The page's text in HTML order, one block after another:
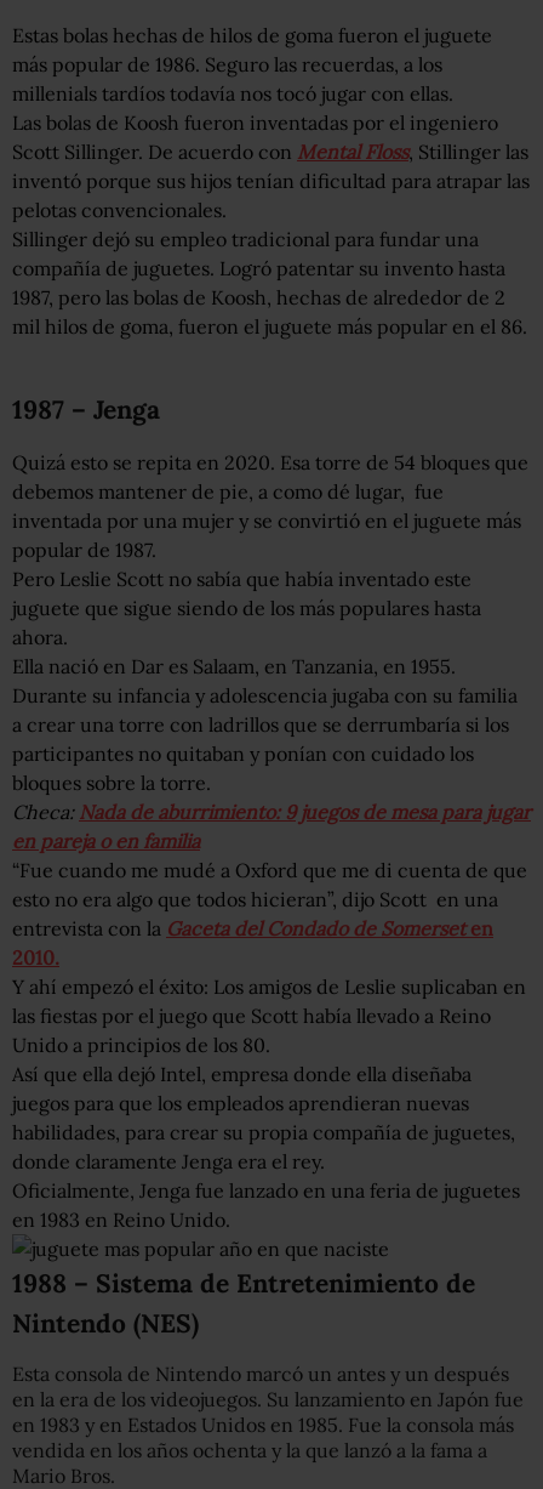
Estas bolas hechas de hilos de goma fueron el juguete
más popular de 1986. Seguro las recuerdas, a los
millenials tardíos todavía nos tocó jugar con ellas.
Las bolas de Koosh fueron inventadas por el ingeniero
Scott Sillinger. De acuerdo con Mental Floss, Stillinger las
inventó porque sus hijos tenían dificultad para atrapar las
pelotas convencionales.
Sillinger dejó su empleo tradicional para fundar una
compañía de juguetes. Logró patentar su invento hasta
1987, pero las bolas de Koosh, hechas de alrededor de 2
mil hilos de goma, fueron el juguete más popular en el 86.
1987 – Jenga
Quizá esto se repita en 2020. Esa torre de 54 bloques que
debemos mantener de pie, a como dé lugar, fue
inventada por una mujer y se convirtió en el juguete más
popular de 1987.
Pero Leslie Scott no sabía que había inventado este
juguete que sigue siendo de los más populares hasta
ahora.
Ella nació en Dar es Salaam, en Tanzania, en 1955.
Durante su infancia y adolescencia jugaba con su familia
a crear una torre con ladrillos que se derrumbaría si los
participantes no quitaban y ponían con cuidado los
bloques sobre la torre.
Checa: Nada de aburrimiento: 9 juegos de mesa para jugar
en pareja o en familia
“Fue cuando me mudé a Oxford que me di cuenta de que
esto no era algo que todos hicieran”, dijo Scott en una
entrevista con la Gaceta del Condado de Somerseten
2010.
Y ahí empezó el éxito: Los amigos de Leslie suplicaban en
las fiestas por el juego que Scott había llevado a Reino
Unido a principios de los 80.
Así que ella dejó Intel, empresa donde ella diseñaba
juegos para que los empleados aprendieran nuevas
habilidades, para crear su propia compañía de juguetes,
donde claramente Jenga era el rey.
Oficialmente, Jenga fue lanzado en una feria de juguetes
en 1983 en Reino Unido.
1988 – Sistema de Entretenimiento de
Nintendo (NES)
Esta consola de Nintendo marcó un antes y un después
en la era de los videojuegos. Su lanzamiento en Japón fue
en 1983 y en Estados Unidos en 1985. Fue la consola más
vendida en los años ochenta y la que lanzó a la fama a
Mario Bros.